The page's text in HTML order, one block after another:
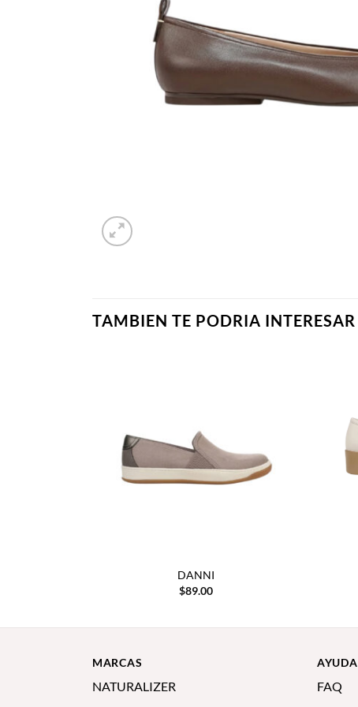
TAMBIEN TE PODRIA INTERESAR
DANNI
$89.00
MARCAS
NATURALIZER
AYUDA
FAQ